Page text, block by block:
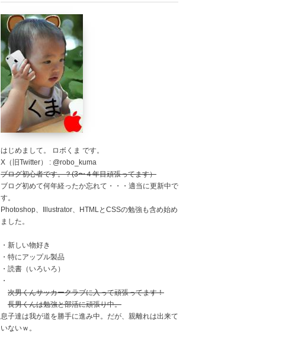
はじめまして。 ロボくま です。
X（旧Twitter） : @robo_kuma
ブログ初心者です。？(3〜４年目頑張ってます）
ブログ初めて何年経ったか忘れて・・・適当に更新中で
す。
Photoshop、Illustrator、HTMLとCSSの勉強も含め始め
ました。
・新しい物好き
・特にアップル製品
・読書（いろいろ）
・
次男くんサッカークラブに入って頑張ってます！
長男くんは勉強と部活に頑張り中。
息子達は我が道を勝手に進み中。だが、親離れは出来て
いないｗ。